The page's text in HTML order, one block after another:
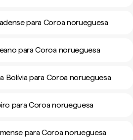
para Coroa norueguesa
para Coroa norueguesa
Bolívia para Coroa norueguesa
para Coroa norueguesa
para Coroa norueguesa